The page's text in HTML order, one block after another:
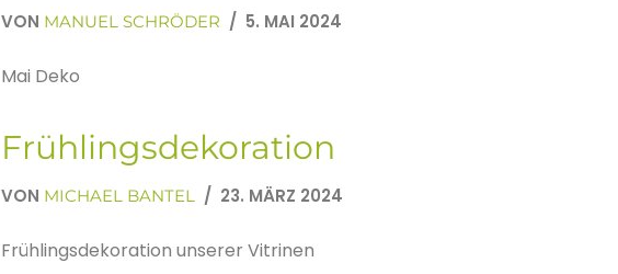
VON MANUEL SCHRÖDER 5. MAI 2024
Mai Deko
Frühlingsdekoration
VON MICHAEL BANTEL 23. MÄRZ 2024
Frühlingsdekoration unserer Vitrinen